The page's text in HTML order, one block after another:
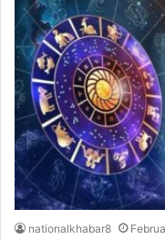
nationalkhabar8